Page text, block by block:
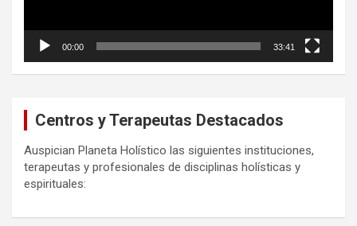
00:00 33:41
Centros y Terapeutas Destacados
Auspician Planeta Holístico las siguientes instituciones,
terapeutas y profesionales de disciplinas holísticas y
espirituales: